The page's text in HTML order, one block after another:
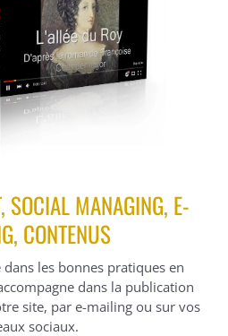
SOCIAL MANAGING, E-
CONTENUS
les bonnes pratiques en
dans la publication
site, par e-mailing ou sur vos
sociaux.